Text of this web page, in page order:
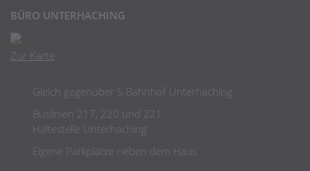
BÜRO UNTERHACHING
Zur Karte
Gleich gegenüber S-Bahnhof Unterhaching
Buslinien 217, 220 und 221
Haltestelle Unterhaching
Eigene Parkplätze neben dem Haus